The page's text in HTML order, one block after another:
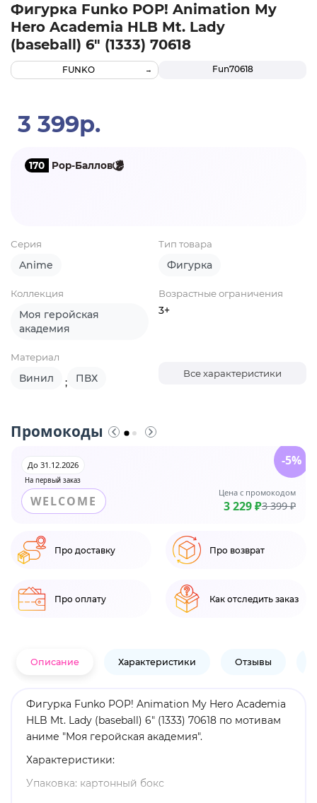
Фигурка Funko POP! Animation My
Hero Academia HLB Mt. Lady
(baseball) 6" (1333) 70618
Fun70618
FUNKO
3 399р.
170 Pop-Баллов
Серия
Anime
Тип товара
Фигурка
Коллекция
Моя геройская
академия
Возрастные ограничения
3+
Материал
Винил ; ПВХ Все характеристики
Промокоды
На первый заказ
До 31.12.2026
WELCOME
Цена с промокодом
3 229 ₽3 399 ₽
-5%
Про доставку Про возврат
Про оплату Как отследить заказ
Описание Характеристики Отзывы
Фигурка Funko POP! Animation My Hero Academia
HLB Mt. Lady (baseball) 6" (1333) 70618 по мотивам
аниме "Моя геройская академия".
Характеристики:
Упаковка: картонный бокс